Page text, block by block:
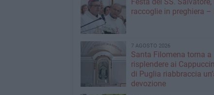
Festa del SS. Salvatore,
raccoglie in preghiera –
7 AGOSTO 2026
Santa Filomena torna a
risplendere ai
di Puglia riabbraccia
devozione